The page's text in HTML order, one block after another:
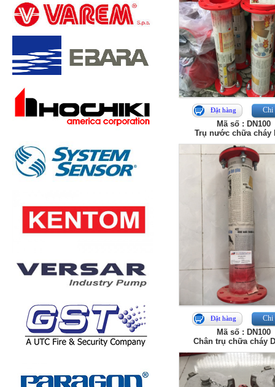
Đặt hàng Chi
Mã số : DN100
Trụ nước chữa cháy
Đặt hàng Chi
Mã số : DN100
Chân trụ chữa cháy